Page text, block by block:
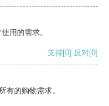
用的需求。
支持[0] 反对[0]
有的购物需求。